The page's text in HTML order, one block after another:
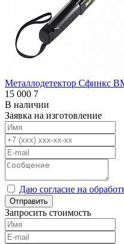
Металлодетектор Сфинкс
15 000 7
В наличии
Заявка на изготовление
Даю согласие на
Отправить
Запросить стоимость